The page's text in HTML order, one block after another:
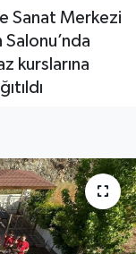
Sanat Merkezi
kurslarına